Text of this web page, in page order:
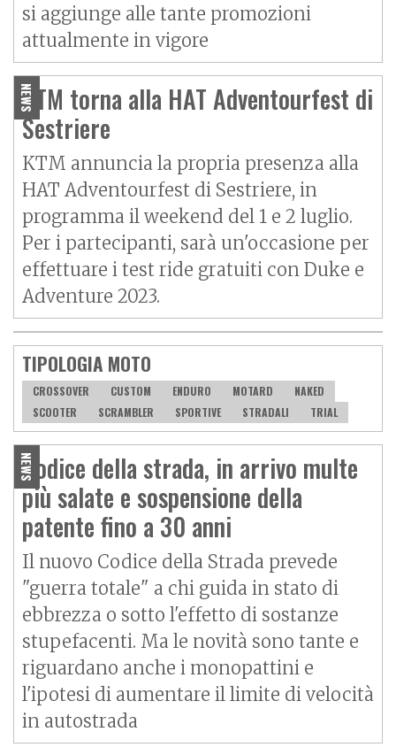
si aggiunge alle tante promozioni
attualmente in vigore
NEWS
KTM torna alla HAT Adventourfest di
Sestriere
KTM annuncia la propria presenza alla
HAT Adventourfest di Sestriere, in
programma il weekend del 1 e 2 luglio.
Per i partecipanti, sarà un'occasione per
effettuare i test ride gratuiti con Duke e
Adventure 2023.
TIPOLOGIA MOTO
CROSSOVER CUSTOM ENDURO MOTARD
NAKED
SCOOTER
SCRAMBLER SPORTIVE STRADALI TRIAL
NEWS
Codice della strada, in arrivo multe
più salate e sospensione della
patente fino a 30 anni
Il nuovo Codice della Strada prevede
"guerra totale" a chi guida in stato di
ebbrezza o sotto l'effetto di sostanze
stupefacenti. Ma le novità sono tante e
riguardano anche i monopattini e
l'ipotesi di aumentare il limite di velocità
in autostrada